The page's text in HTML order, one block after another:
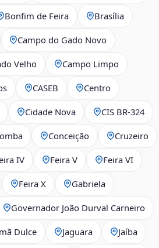
Bonfim de Feira Brasília
Campo do Gado Novo
Velho Campo Limpo
CASEB Centro
Cidade Nova CIS BR‑324
Conceição Cruzeiro
IV Feira V Feira VI
Feira X Gabriela
Governador João Durval Carneiro
Dulce Jaguara Jaíba